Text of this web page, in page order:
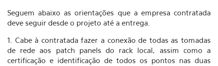
Seguem abaixo as orientações que a empresa contratada
deve seguir desde o projeto até a entrega.
1. Cabe à contratada fazer a conexão de todas as tomadas
de rede aos patch panels do rack local, assim como a
certificação e identificação de todos os pontos nas duas